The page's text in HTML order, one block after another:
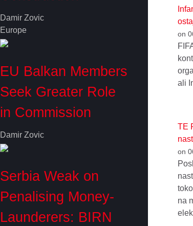
Damir Zovic
Europe
EU Balkan Members
Seek Greater Role
in Commission
Damir Zovic
Serbia Weak on
Penalising Money-
Launderers: BIRN
on
ali
TE
on
na